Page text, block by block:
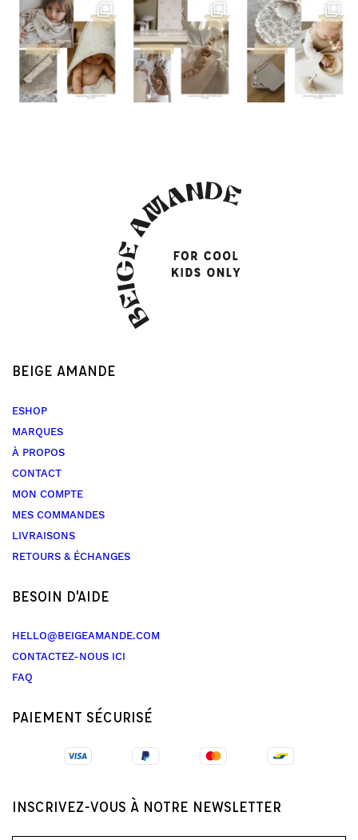
BEIGE AMANDE
ESHOP
MARQUES
À PROPOS
CONTACT
MON COMPTE
MES COMMANDES
LIVRAISONS
RETOURS & ÉCHANGES
BESOIN D'AIDE
HELLO@BEIGEAMANDE.COM
CONTACTEZ-NOUS ICI
FAQ
PAIEMENT SÉCURISÉ
INSCRIVEZ-VOUS À NOTRE NEWSLETTER